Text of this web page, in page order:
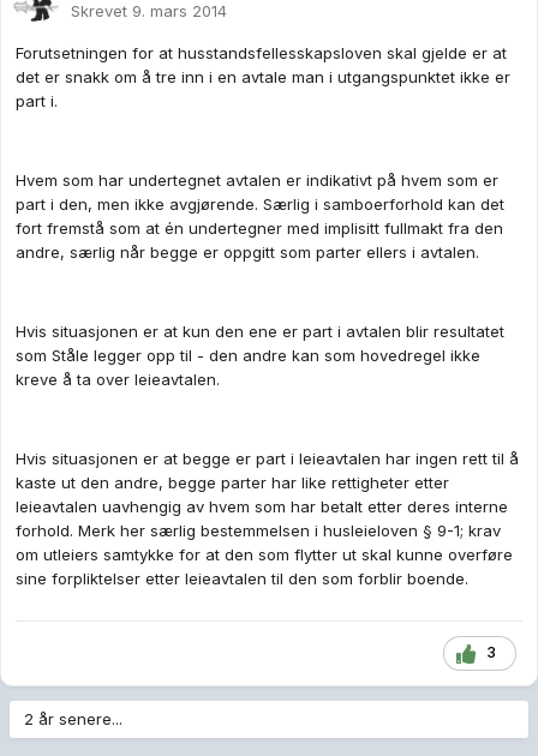
Skrevet 9. mars 2014
Forutsetningen for at husstandsfellesskapsloven skal gjelde er at
det er snakk om å tre inn i en avtale man i utgangspunktet ikke er
part i.
Hvem som har undertegnet avtalen er indikativt på hvem som er
part i den, men ikke avgjørende. Særlig i samboerforhold kan det
fort fremstå som at én undertegner med implisitt fullmakt fra den
andre, særlig når begge er oppgitt som parter ellers i avtalen.
Hvis situasjonen er at kun den ene er part i avtalen blir resultatet
som Ståle legger opp til - den andre kan som hovedregel ikke
kreve å ta over leieavtalen.
Hvis situasjonen er at begge er part i leieavtalen har ingen rett til å
kaste ut den andre, begge parter har like rettigheter etter
leieavtalen uavhengig av hvem som har betalt etter deres interne
forhold. Merk her særlig bestemmelsen i husleieloven § 9-1; krav
om utleiers samtykke for at den som flytter ut skal kunne overføre
sine forpliktelser etter leieavtalen til den som forblir boende.
3
2 år senere...